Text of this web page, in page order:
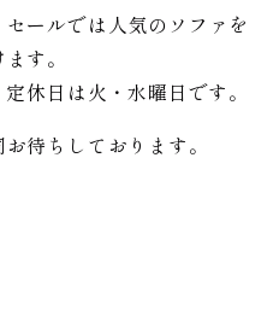
ールでは人気のソファを
す。
休日は火・水曜日です。
待ちしております。